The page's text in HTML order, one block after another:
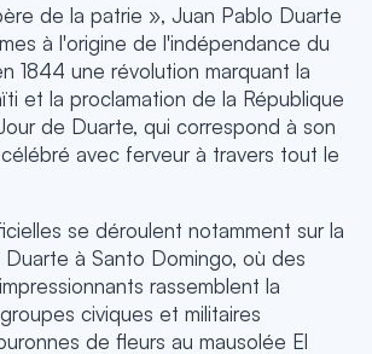
de la patrie », Juan Pablo Duarte
à l'origine de l'indépendance du
1844 une révolution marquant la
et la proclamation de la République
de Duarte, qui correspond à son
avec ferveur à travers tout le
se déroulent notamment sur la
à Santo Domingo, où des
rassemblent la
civiques et militaires
de fleurs au mausolée El